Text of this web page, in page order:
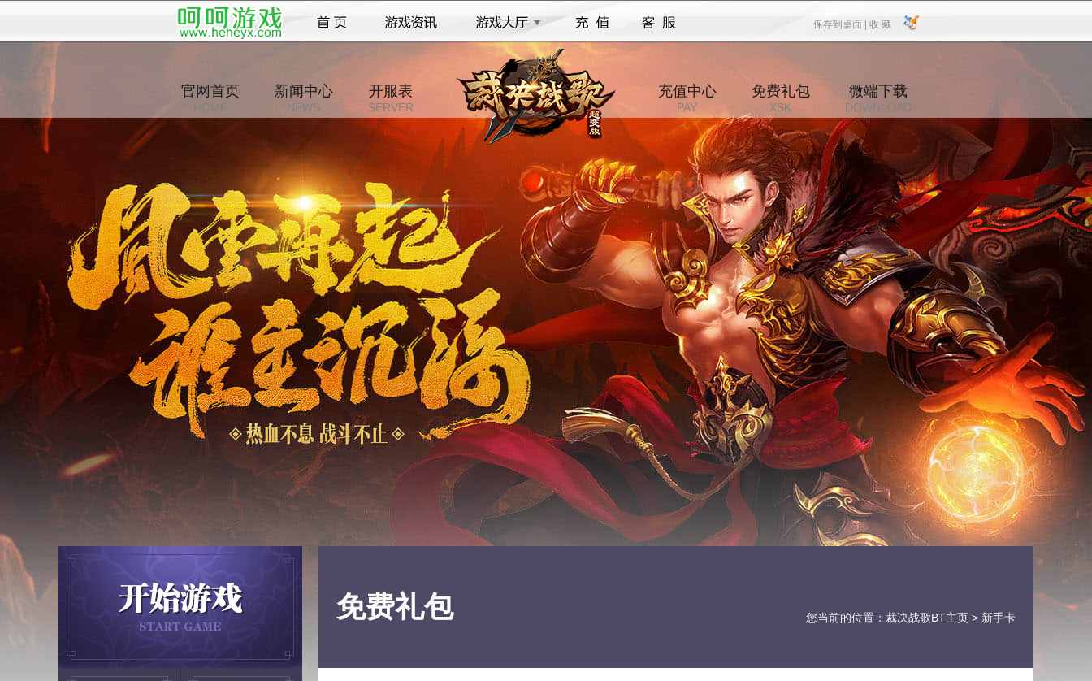
保存到桌面 |
保存到桌面 收 藏
收 藏
官网首页
HOME
新闻中心
NEWS
开服表
SERVER
充值中心
PAY
免费礼包
XSK
微端下载
DOWNLOAD
免费礼包 您当前的位置： 裁决战歌BT主页 > 新手卡